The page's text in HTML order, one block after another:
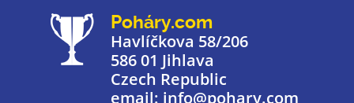
Poháry.com
Havlíčkova 58/206
586 01 Jihlava
Czech Republic
email: info@pohary.com